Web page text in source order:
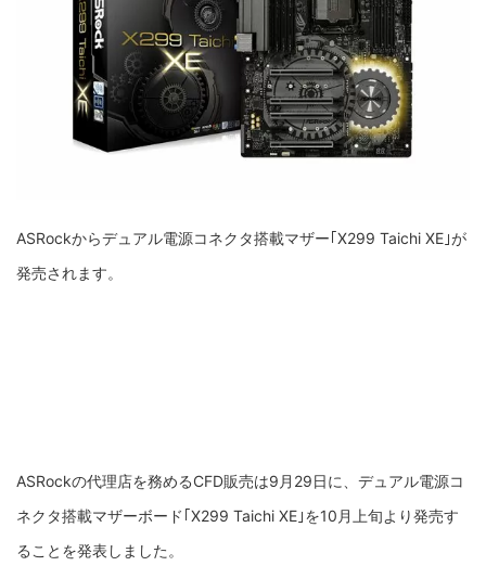
ASRockからデュアル電源コネクタ搭載マザー｢X299 Taichi XE｣が
発売されます。
ASRockの代理店を務めるCFD販売は9月29日に、デュアル電源コ
ネクタ搭載マザーボード｢X299 Taichi XE｣を10月上旬より発売す
ることを発表しました。